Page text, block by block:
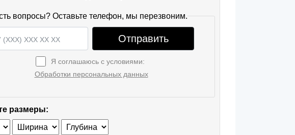
вопросы? Оставьте телефон, мы перезвоним.
Отправить
Я соглашаюсь с условиями:
Обработки персональных данных
размеры: